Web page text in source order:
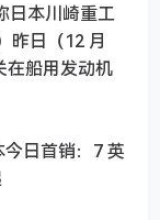
日本川崎重工
昨日（12 月
在船用发动机
日首销：7 英